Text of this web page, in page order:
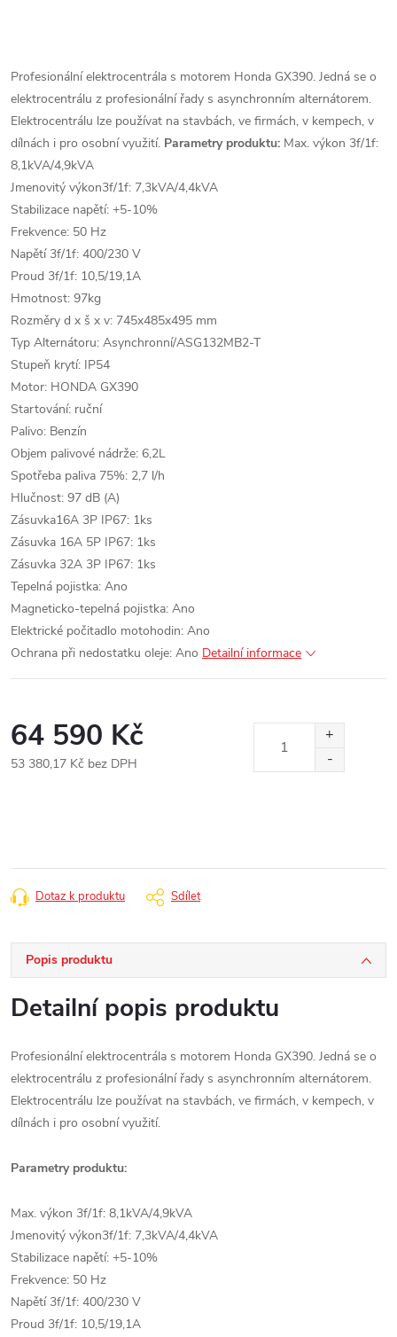
Profesionální elektrocentrála s motorem Honda GX390. Jedná se o
elektrocentrálu z profesionální řady s asynchronním alternátorem.
Elektrocentrálu lze používat na stavbách, ve firmách, v kempech, v
dílnách i pro osobní využití. Parametry produktu: Max. výkon 3f/1f:
8,1kVA/4,9kVA
Jmenovitý výkon3f/1f: 7,3kVA/4,4kVA
Stabilizace napětí: +5-10%
Frekvence: 50 Hz
Napětí 3f/1f: 400/230 V
Proud 3f/1f: 10,5/19,1A
Hmotnost: 97kg
Rozměry d x š x v: 745x485x495 mm
Typ Alternátoru: Asynchronní/ASG132MB2-T
Stupeň krytí: IP54
Motor: HONDA GX390
Startování: ruční
Palivo: Benzín
Objem palivové nádrže: 6,2L
Spotřeba paliva 75%: 2,7 l/h
Hlučnost: 97 dB (A)
Zásuvka16A 3P IP67: 1ks
Zásuvka 16A 5P IP67: 1ks
Zásuvka 32A 3P IP67: 1ks
Tepelná pojistka: Ano
Magneticko-tepelná pojistka: Ano
Elektrické počitadlo motohodin: Ano
Ochrana při nedostatku oleje: Ano Detailní informace
64 590 Kč
53 380,17 Kč bez DPH
Dotaz k produktu Sdílet
Popis produktu
Detailní popis produktu
Profesionální elektrocentrála s motorem Honda GX390. Jedná se o
elektrocentrálu z profesionální řady s asynchronním alternátorem.
Elektrocentrálu lze používat na stavbách, ve firmách, v kempech, v
dílnách i pro osobní využití.
Parametry produktu:
Max. výkon 3f/1f: 8,1kVA/4,9kVA
Jmenovitý výkon3f/1f: 7,3kVA/4,4kVA
Stabilizace napětí: +5-10%
Frekvence: 50 Hz
Napětí 3f/1f: 400/230 V
Proud 3f/1f: 10,5/19,1A